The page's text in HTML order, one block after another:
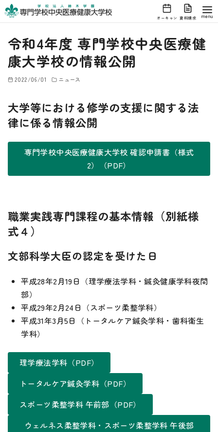
オーキャン 資料請求
令和4年度 専門学校中央医療健
康大学校の情報公開
2022/06/01 ニュース
大学等における修学の支援に関する法
律に係る情報公開
専門学校中央医療健康大学校 確認申請書（様式
2）（PDF）
職業実践専門課程の基本情報（別紙様
式４）
文部科学大臣の認定を受けた日
平成28年2月19日（理学療法学科・鍼灸健康学科夜間
部）
平成29年2月24日（スポーツ柔整学科）
平成31年3月5日（トータルケア鍼灸学科・歯科衛生
学科）
理学療法学科（PDF）
トータルケア鍼灸学科（PDF）
スポーツ柔整学科 午前部（PDF）
ウェルネス柔整学科・スポーツ柔整学科 午後部